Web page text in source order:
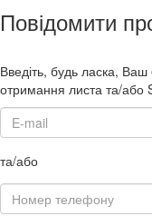
Повідомити
Введіть, будь ласка,
отримання листа та/або
та/або